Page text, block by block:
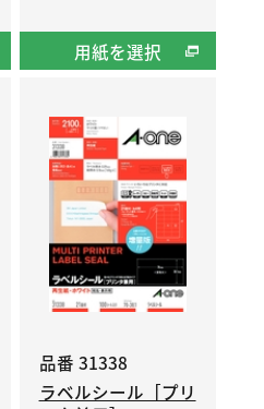
用紙を選択
品番 31338
ラベルシール［プリ